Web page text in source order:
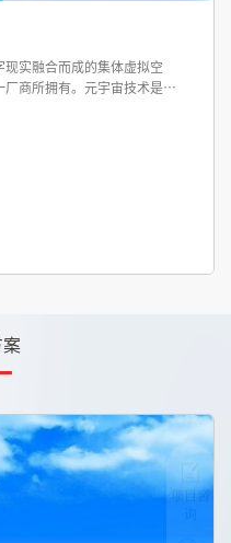
实融合而成的集体虚拟空
商所拥有。元宇宙技术是一
间技术等等来帮助用户实现
项目咨